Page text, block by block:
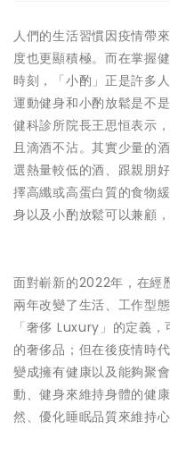
人們的生活習慣因疫情帶
度也更顯積極。而在掌握
時刻，「小酌」正是許多
運動健身和小酌放鬆是不
健科診所院長王思恒表示
且滴酒不沾。其實少量的
選熱量較低的酒、跟親朋
擇高纖或高蛋白質的食物
身以及小酌放鬆可以兼顧
面對嶄新的2022年，在經
兩年改變了生活、工作型
「奢侈 Luxury」的定義
的奢侈品；但在後疫情時
變成擁有健康以及能夠聚
動、健身來維持身體的健
然、優化睡眠品質來維持心